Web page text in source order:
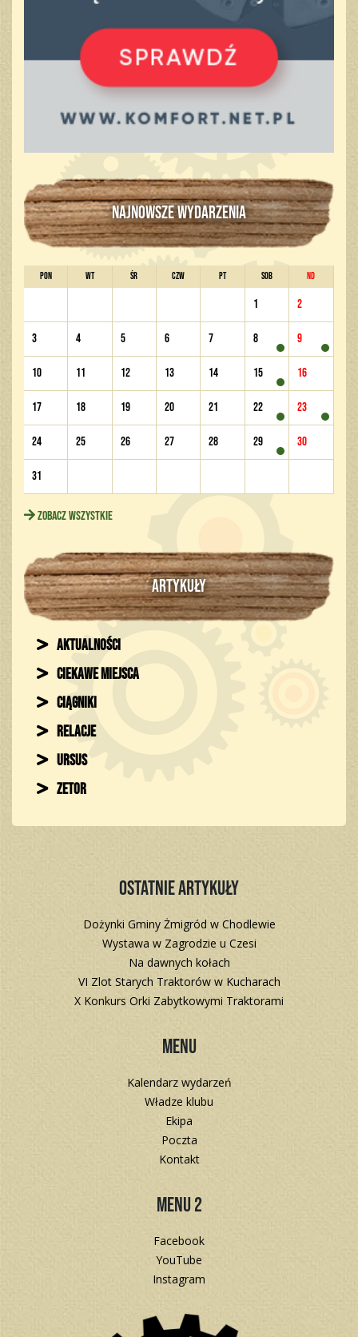
NAJNOWSZE WYDARZENIA
PON WT ŚR CZW PT SOB ND
1 2
3 4 5 6 7 8 9
10 11 12 13 14 15 16
17 18 19 20 21 22 23
24 25 26 27 28 29 30
31
Zobacz wszystkie
ARTYKUŁY
Aktualności
Ciekawe miejsca
Ciągniki
Relacje
Ursus
Zetor
Ostatnie artykuły
Dożynki Gminy Żmigród w Chodlewie
Wystawa w Zagrodzie u Czesi
Na dawnych kołach
VI Zlot Starych Traktorów w Kucharach
X Konkurs Orki Zabytkowymi Traktorami
Menu
Kalendarz wydarzeń
Władze klubu
Ekipa
Poczta
Kontakt
Menu 2
Facebook
YouTube
Instagram